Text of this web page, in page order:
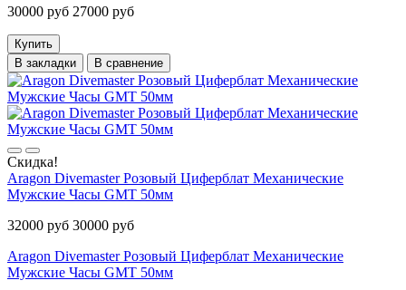
30000 руб 27000 руб
Купить
В закладки
В сравнение
Скидка!
Aragon Divemaster Розовый Циферблат Механические
Мужские Часы GMT 50мм
32000 руб 30000 руб
Aragon Divemaster Розовый Циферблат Механические
Мужские Часы GMT 50мм